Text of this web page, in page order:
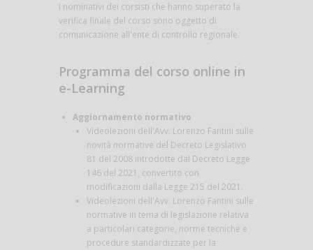
I nominativi dei corsisti che hanno superato la
verifica finale del corso sono oggetto di
comunicazione all'ente di controllo regionale.
Programma del corso online in
e-Learning
Aggiornamento normativo
Videolezioni dell'Avv. Lorenzo Fantini sulle
novità normative del Decreto Legislativo
81 del 2008 introdotte dal Decreto Legge
146 del 2021, convertito con
modificazioni dalla Legge 215 del 2021.
Videolezioni dell'Avv. Lorenzo Fantini sulle
normative in tema di legislazione relativa
a particolari categorie, norme tecniche e
procedure standardizzate per la